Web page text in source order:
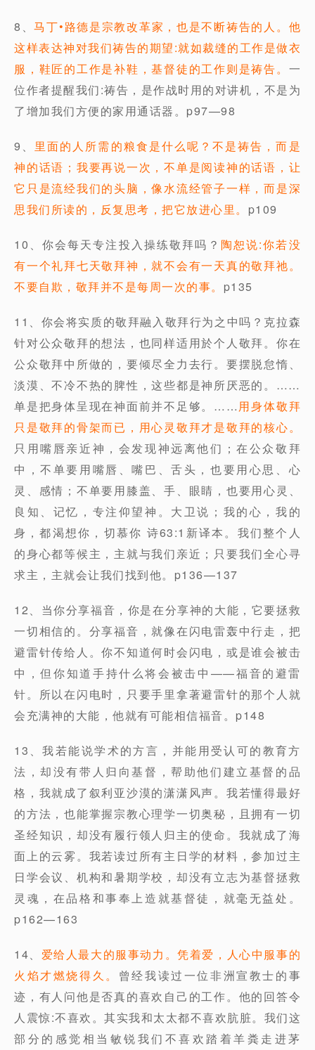
8、马丁•路德是宗教改革家，也是不断祷告的人。他
这样表达神对我们祷告的期望:就如裁缝的工作是做衣
服，鞋匠的工作是补鞋，基督徒的工作则是祷告。 一
位作者提醒我们:祷告，是作战时用的对讲机，不是为
了增加我们方便的家用通话器。p97—98
9、 里面的人所需的粮食是什么呢？不是祷告，而是
神的话语；我要再说一次，不单是阅读神的话语，让
它只是流经我们的头脑，像水流经管子一样，而是深
思我们所读的，反复思考，把它放进心里。 p109
10、你会每天专注投入操练敬拜吗？ 陶恕说:你若没
有一个礼拜七天敬拜神，就不会有一天真的敬拜祂。
不要自欺，敬拜并不是每周一次的事。 p135
11、你会将实质的敬拜融入敬拜行为之中吗？克拉森
针对公众敬拜的想法，也同样适用於个人敬拜。你在
公众敬拜中所做的，要倾尽全力去行。要摆脱怠惰、
淡漠、不冷不热的脾性，这些都是神所厌恶的。……
单是把身体呈现在神面前并不足够。……用身体敬拜
只是敬拜的骨架而已，用心灵敬拜才是敬拜的核心。
只用嘴唇亲近神，会发现神远离他们；在公众敬拜
中，不单要用嘴唇、嘴巴、舌头，也要用心思、心
灵、感情；不单要用膝盖、手、眼睛，也要用心灵、
良知、记忆，专注仰望神。大卫说；我的心，我的
身，都渴想你，切慕你 诗63:1新译本。我们整个人
的身心都等候主，主就与我们亲近；只要我们全心寻
求主，主就会让我们找到他。p136—137
12、当你分享福音，你是在分享神的大能，它要拯救
一切相信的。分享福音，就像在闪电雷轰中行走，把
避雷针传给人。你不知道何时会闪电，或是谁会被击
中，但你知道手持什么将会被击中——福音的避雷
针。所以在闪电时，只要手里拿著避雷针的那个人就
会充满神的大能，他就有可能相信福音。p148
13、我若能说学术的方言，并能用受认可的教育方
法，却没有带人归向基督，帮助他们建立基督的品
格，我就成了叙利亚沙漠的潇潇风声。我若懂得最好
的方法，也能掌握宗教心理学一切奥秘，且拥有一切
圣经知识，却没有履行领人归主的使命。我就成了海
面上的云雾。我若读过所有主日学的材料，参加过主
日学会议、机构和暑期学校，却没有立志为基督拯救
灵魂，在品格和事奉上造就基督徒，就毫无益处。
p162—163
14、 爱给人最大的服事动力。凭着爱，人心中服事的
火焰才燃烧得久。 曾经我读过一位非洲宣教士的事
迹，有人问他是否真的喜欢自己的工作。他的回答令
人震惊:不喜欢。其实我和太太都不喜欢肮脏。我们这
部分的感觉相当敏锐我们不喜欢踏着羊粪走进茅